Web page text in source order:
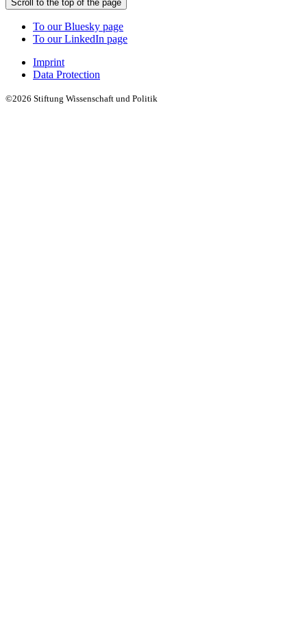
Scroll to the top of the page
To our Bluesky page
To our LinkedIn page
Imprint
Data Protection
©2026 Stiftung Wissenschaft und Politik